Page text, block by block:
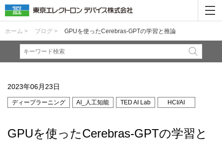
ホーム > ブログ > GPUを使ったCerebras-GPTの学習と推論
2023年06月23日
ディープラーニング AI_人工知能 TED AI Lab HCI/AI
GPUを使ったCerebras-GPTの学習と